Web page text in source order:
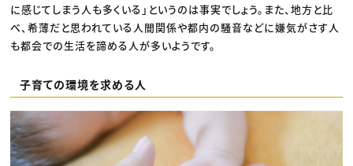
に感じてしまう人も多くいる」というのは事実でしょう。また、地方と比
べ、希薄だと思われている人間関係や都内の騒音などに嫌気がさす人
も都会での生活を諦める人が多いようです。
子育ての環境を求める人